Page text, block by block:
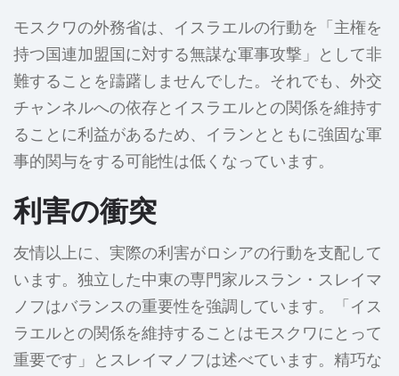
モスクワの外務省は、イスラエルの行動を「主権を
持つ国連加盟国に対する無謀な軍事攻撃」として非
難することを躊躇しませんでした。それでも、外交
チャンネルへの依存とイスラエルとの関係を維持す
ることに利益があるため、イランとともに強固な軍
事的関与をする可能性は低くなっています。
利害の衝突
友情以上に、実際の利害がロシアの行動を支配して
います。独立した中東の専門家ルスラン・スレイマ
ノフはバランスの重要性を強調しています。「イス
ラエルとの関係を維持することはモスクワにとって
重要です」とスレイマノフは述べています。精巧な